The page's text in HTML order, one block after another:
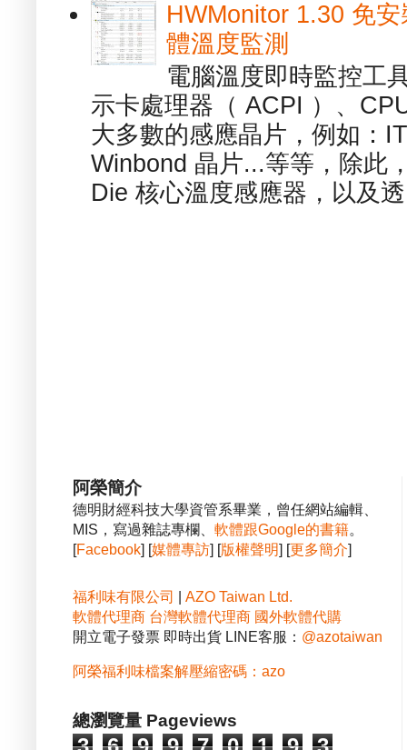
HWMonitor 1.30 免
體溫度監測
電腦溫度即時監控工
示卡處理器（ ACPI ）、
大多數的感應晶片，例如：
Winbond 晶片...等等，除此
Die 核心溫度感應器，以及
阿榮簡介
德明財經科技大學資管系畢業，曾任網站編輯、
MIS，寫過雜誌專欄、 軟體跟Google的書籍。
[Facebook] [媒體專訪] [版權聲明] [更多簡介]
福利味有限公司
AZO Taiwan Ltd.
軟體代理商 台灣軟體代理商 國外軟體代購
開立電子發票 即時出貨 LINE客服： @azotaiwan
阿榮福利味檔案解壓縮密碼：azo
總瀏覽量 Pageviews